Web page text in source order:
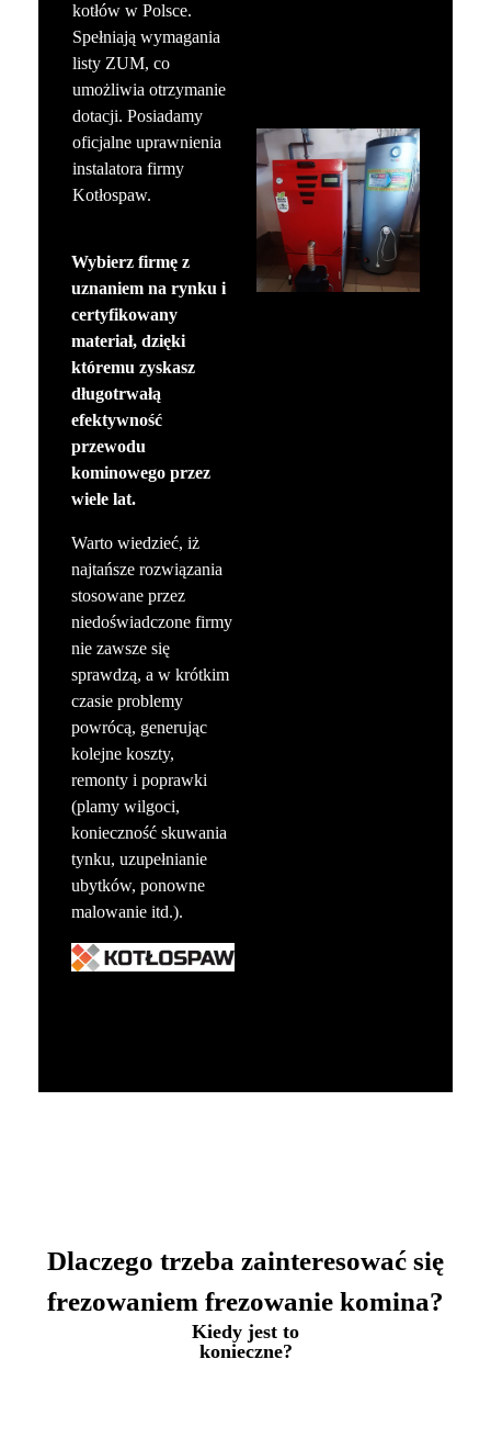
kotłów w Polsce.
Spełniają wymagania
listy ZUM, co
umożliwia otrzymanie
dotacji. Posiadamy
oficjalne uprawnienia
instalatora firmy
Kotłospaw.
Wybierz firmę z
uznaniem na rynku i
certyfikowany
materiał, dzięki
któremu zyskasz
długotrwałą
efektywność
przewodu
kominowego przez
wiele lat.
Warto wiedzieć, iż
najtańsze rozwiązania
stosowane przez
niedoświadczone firmy
nie zawsze się
sprawdzą, a w krótkim
czasie problemy
powrócą, generując
kolejne koszty,
remonty i poprawki
(plamy wilgoci,
konieczność skuwania
tynku, uzupełnianie
ubytków, ponowne
malowanie itd.).
Dlaczego trzeba zainteresować się
frezowaniem frezowanie komina?
Kiedy jest to
konieczne?